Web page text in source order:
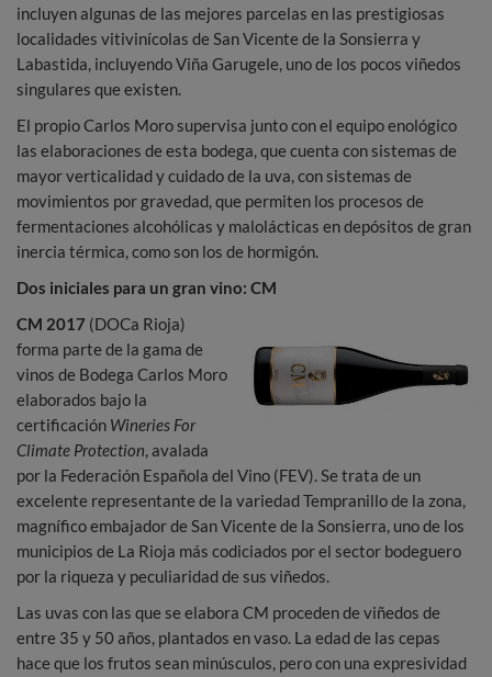
incluyen algunas de las mejores parcelas en las prestigiosas
localidades vitivinícolas de San Vicente de la Sonsierra y
Labastida, incluyendo Viña Garugele, uno de los pocos viñedos
singulares que existen.
El propio Carlos Moro supervisa junto con el equipo enológico
las elaboraciones de esta bodega, que cuenta con sistemas de
mayor verticalidad y cuidado de la uva, con sistemas de
movimientos por gravedad, que permiten los procesos de
fermentaciones alcohólicas y malolácticas en depósitos de gran
inercia térmica, como son los de hormigón.
Dos iniciales para un gran vino: CM
CM 2017 (DOCa Rioja)
forma parte de la gama de
vinos de Bodega Carlos Moro
elaborados bajo la
certificación Wineries For
Climate Protection, avalada
por la Federación Española del Vino (FEV). Se trata de un
excelente representante de la variedad Tempranillo de la zona,
magnífico embajador de San Vicente de la Sonsierra, uno de los
municipios de La Rioja más codiciados por el sector bodeguero
por la riqueza y peculiaridad de sus viñedos.
Las uvas con las que se elabora CM proceden de viñedos de
entre 35 y 50 años, plantados en vaso. La edad de las cepas
hace que los frutos sean minúsculos, pero con una expresividad